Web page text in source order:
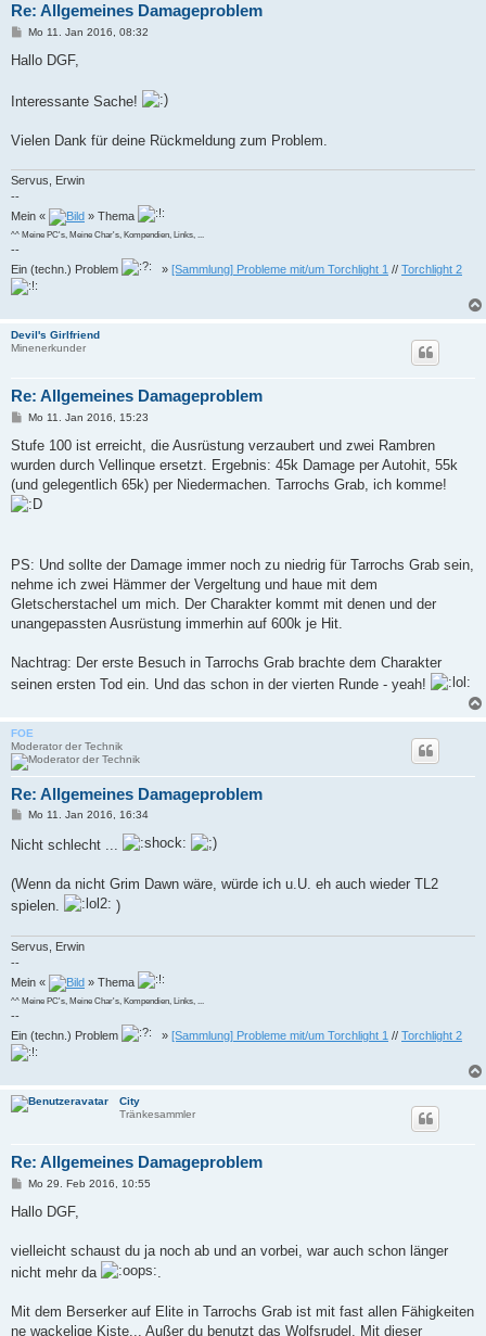
Re: Allgemeines Damageproblem
B
i
a
g
Mo 11. Jan 2016, 08:32
Hallo DGF,
Interessante Sache!
Vielen Dank für deine Rückmeldung zum Problem.
Servus, Erwin
--
Mein «
» Thema
^^ Meine PC's, Meine Char's, Kompendien, Links, ...
--
Ein (techn.) Problem
» [Sammlung] Probleme mit/um Torchlight 1 // Torchlight 2
Devil's Girlfriend
Minenerkunder
Re: Allgemeines Damageproblem
B
i
r
a
g
Mo 11. Jan 2016, 15:23
Stufe 100 ist erreicht, die Ausrüstung verzaubert und zwei Rambren
wurden durch Vellinque ersetzt. Ergebnis: 45k Damage per Autohit, 55k
(und gelegentlich 65k) per Niedermachen. Tarrochs Grab, ich komme!
PS: Und sollte der Damage immer noch zu niedrig für Tarrochs Grab sein,
nehme ich zwei Hämmer der Vergeltung und haue mit dem
Gletscherstachel um mich. Der Charakter kommt mit denen und der
unangepassten Ausrüstung immerhin auf 600k je Hit.
Nachtrag: Der erste Besuch in Tarrochs Grab brachte dem Charakter
seinen ersten Tod ein. Und das schon in der vierten Runde - yeah!
FOE
Moderator der Technik
Re: Allgemeines Damageproblem
B
i
t
a
g
Mo 11. Jan 2016, 16:34
Nicht schlecht ...
(Wenn da nicht Grim Dawn wäre, würde ich u.U. eh auch wieder TL2
spielen.
)
Servus, Erwin
--
Mein «
» Thema
^^ Meine PC's, Meine Char's, Kompendien, Links, ...
--
Ein (techn.) Problem
» [Sammlung] Probleme mit/um Torchlight 1 // Torchlight 2
City
Tränkesammler
Re: Allgemeines Damageproblem
B
i
a
Mo 29. Feb 2016, 10:55
Hallo DGF,
vielleicht schaust du ja noch ab und an vorbei, war auch schon länger
nicht mehr da
Mit dem Berserker auf Elite in Tarrochs Grab ist mit fast allen Fähigkeiten
ne wackelige Kiste... Außer du benutzt das Wolfsrudel. Mit dieser